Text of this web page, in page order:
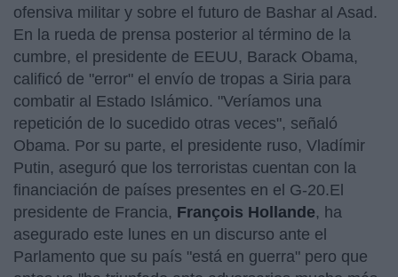
ofensiva militar y sobre el futuro de Bashar al Asad.
En la rueda de prensa posterior al término de la
cumbre, el presidente de EEUU, Barack Obama,
calificó de "error" el envío de tropas a Siria para
combatir al Estado Islámico. "Veríamos una
repetición de lo sucedido otras veces", señaló
Obama. Por su parte, el presidente ruso, Vladímir
Putin, aseguró que los terroristas cuentan con la
financiación de países presentes en el G-20.El
presidente de Francia, François Hollande, ha
asegurado este lunes en un discurso ante el
Parlamento que su país "está en guerra" pero que